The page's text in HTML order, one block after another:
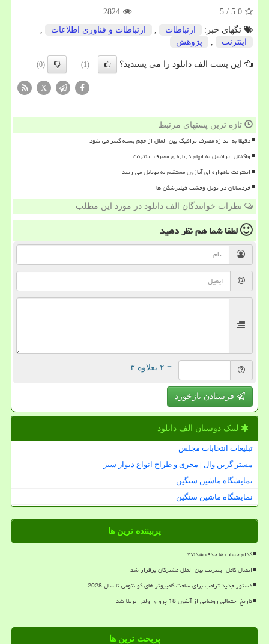
5.0
/ 5
2824
تگهای خبر:
ارتباطات ارتباطات و فناوری اطلاعات
اینترنت
پژوهش
این پست الف دانلود را می پسندید؟ (1)
(0)
X
تازه ترین پستهای مرتبط
دقیقا به اندازه مصرف ترافیک بین الملل از حجم بسته کسر می شود
واکنش ایرانسل به ابهام درباره ی مصرف اینترنت
اینترنت ماهواره ای آمازون مستقیم به موبایل می رسد
خردسالان در تونل وحشت فیلترشکن ها
نظرات خوانندگان الف دانلود در مورد این مطلب
لطفا شما همنظر دهید
= ۲ بعلاوه ۳
فرستادن بازخورد
لینک دوستان الف دانلود
تبلیغات انتخابات مجلس
مستر گرین وال | مجری و طراح انواع دیوار سبز
نمایشگاه ماشین سنگین
نمایشگاه ماشین سنگین
پربیننده ترین ها
کدام حساب ها حذف شدند؟
اتصال کامل اینترنت بین الملل مشترکان برقرار شد
دستور جدید ترامپ برای ساخت کامپیوتر های کوانتومی تا سال 2028
تاریخ احتمالی رونمایی از آیفون 18 پرو و اولترا برملا شد
پربحث ترین ها